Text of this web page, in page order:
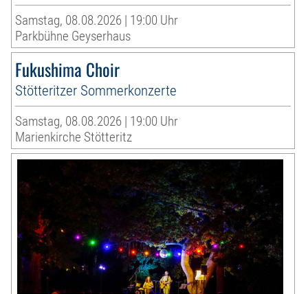
Samstag, 08.08.2026 | 19:00 Uhr
Parkbühne Geyserhaus
Fukushima Choir
Stötteritzer Sommerkonzerte
Samstag, 08.08.2026 | 19:00 Uhr
Marienkirche Stötteritz